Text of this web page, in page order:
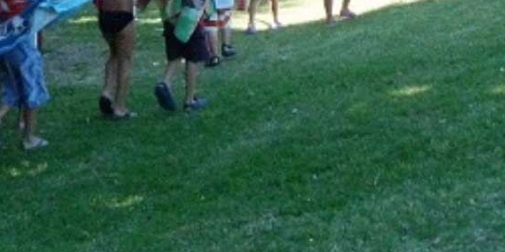
Suscribirme gratis
* Requerido
Dirección de correo electrónico*
Nombre
Apellidos